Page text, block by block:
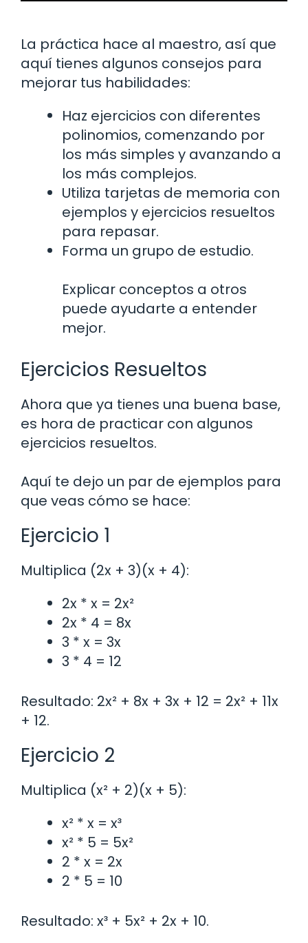
La práctica hace al maestro, así que
aquí tienes algunos consejos para
mejorar tus habilidades:
Haz ejercicios con diferentes
polinomios, comenzando por
los más simples y avanzando a
los más complejos.
Utiliza tarjetas de memoria con
ejemplos y ejercicios resueltos
para repasar.
Forma un grupo de estudio.
Explicar conceptos a otros
puede ayudarte a entender
mejor.
Ejercicios Resueltos
Ahora que ya tienes una buena base,
es hora de practicar con algunos
ejercicios resueltos.
Aquí te dejo un par de ejemplos para
que veas cómo se hace:
Ejercicio 1
Multiplica (2x + 3)(x + 4):
2x * x = 2x²
2x * 4 = 8x
3 * x = 3x
3 * 4 = 12
Resultado: 2x² + 8x + 3x + 12 = 2x² + 11x
+ 12.
Ejercicio 2
Multiplica (x² + 2)(x + 5):
x² * x = x³
x² * 5 = 5x²
2 * x = 2x
2 * 5 = 10
Resultado: x³ + 5x² + 2x + 10.